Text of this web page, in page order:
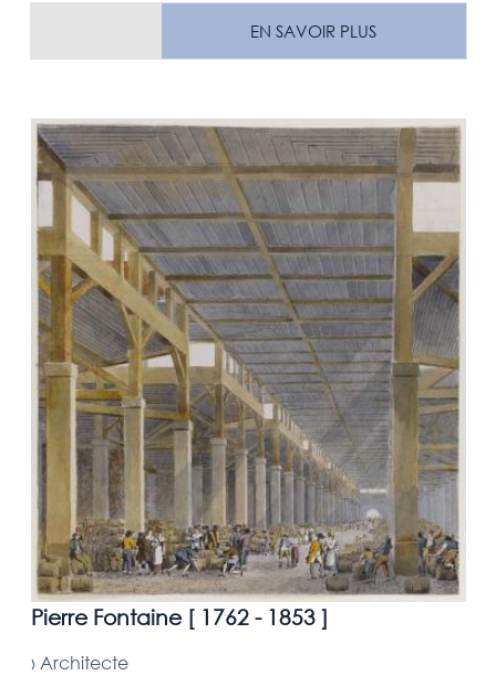
EN SAVOIR PLUS
Pierre Fontaine [ 1762 - 1853]
› Architecte